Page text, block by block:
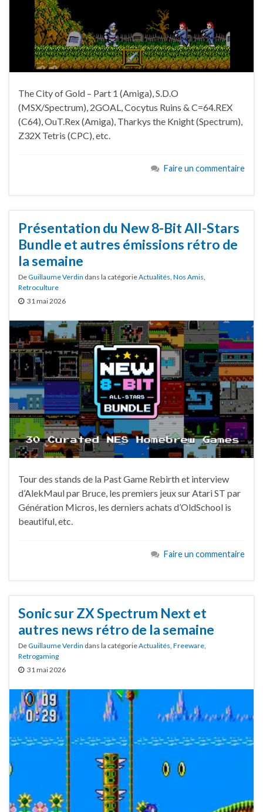
The City of Gold – Part 1 (Amiga), S.D.O
(MSX/Spectrum), 2GOAL, Cocytus Ruins & C=64.REX
(C64), OuT.Rex (Amiga), Tharkys the Knight (Spectrum),
Z32X Tetris (CPC), etc.
Faire un commentaire
Présentation du New 8-Bit All-Stars
Bundle et autres émissions rétro de
la semaine
DeGuillaume Verdin dans la catégorieActualités Nos Amis
Retroculture
31 mai 2026
Tour des stands de la Past Game Rebirth et interview
d’AlekMaul par Bruce, les premiers jeux sur Atari ST par
Génération Micros, les derniers achats d’OldSchool is
beautiful, etc.
Faire un commentaire
Sonic sur ZX Spectrum Next et
autres news rétro de la semaine
DeGuillaume Verdin dans la catégorieActualités, Freeware,
Retrogaming
31 mai 2026